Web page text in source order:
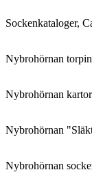
Sockenkataloger,
Nybrohörnan
Nybrohörnan kartor
Nybrohörnan
Nybrohörnan